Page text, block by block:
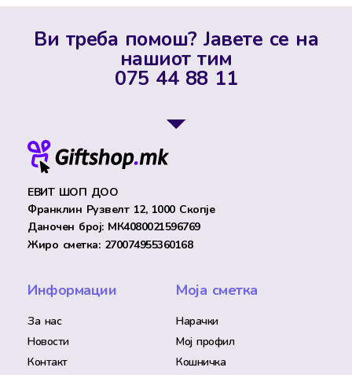
Ви треба помош? Јавете се на
нашиот тим
075 44 88 11
ЕВИТ ШОП ДОО
Франклин Рузвелт 12, 1000 Скопје
Даночен број: МК4080021596769
Жиро сметка: 270074955360168
Информации
За нас
Новости
Контакт
Моја сметка
Нарачки
Мој профил
Кошничка